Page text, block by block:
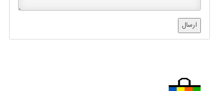
ارسال